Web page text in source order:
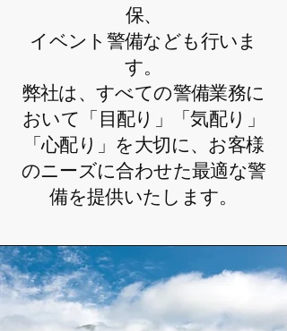
保、
イベント警備なども行いま
す。
弊社は、すべての警備業務に
おいて「目配り」「気配り」
「心配り」を大切に、お客様
のニーズに合わせた最適な警
備を提供いたします。